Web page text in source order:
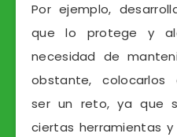
Por ejemplo,
que lo protege y
necesidad de
obstante, colocarlos
ser un reto, ya que
ciertas herramientas